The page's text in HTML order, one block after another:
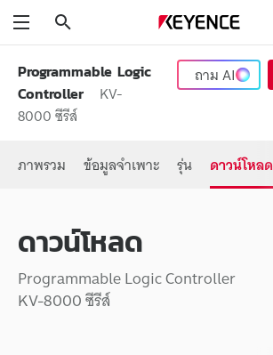
Programmable Logic
Controller
KV-
8000 ซีรีส์
ถามAI
ภาพรวม ข้อมูลจำเพาะ รุ่น ดาวน์โหลด
ดาวน์โหลด
Programmable Logic Controller
KV-8000 ซีรีส์